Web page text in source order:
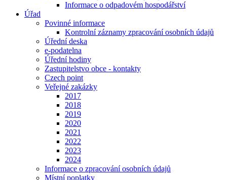
Informace o odpadovém hospodářství
Úřad
Povinné informace
Kontrolní záznamy zpracování osobních údajů
Úřední deska
e-podatelna
Úřední hodiny
Zastupitelstvo obce - kontakty
Czech point
Veřejné zakázky
2017
2018
2019
2020
2021
2022
2023
2024
Informace o zpracování osobních údajů
Místní poplatky